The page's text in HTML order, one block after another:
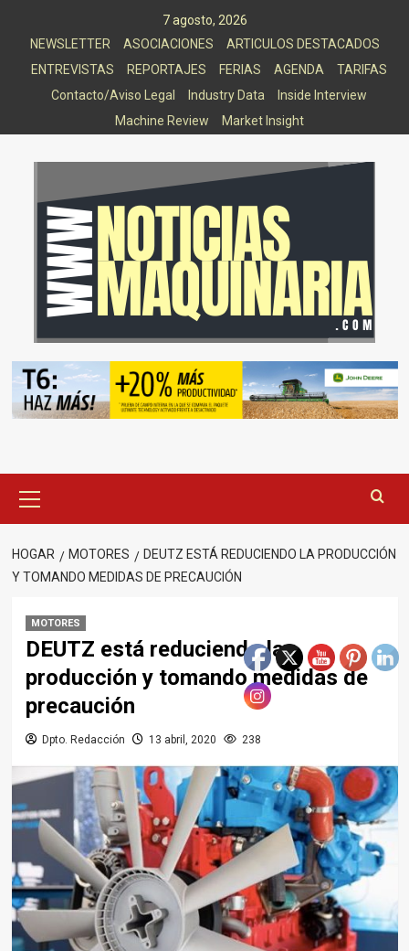
7 agosto, 2026
NEWSLETTER
ASOCIACIONES
ARTICULOS DESTACADOS
ENTREVISTAS
REPORTAJES FERIAS AGENDA
TARIFAS
Contacto/Aviso Legal
Industry Data
Inside Interview
Machine Review
Market Insight
principal
HOGAR MOTORES
DEUTZ ESTÁ REDUCIENDO LA PRODUCCIÓN
Y TOMANDO MEDIDAS DE PRECAUCIÓN
MOTORES
DEUTZ está reduciendo la
producción y tomando medidas de
precaución
Dpto. Redacción 13 abril, 2020 238